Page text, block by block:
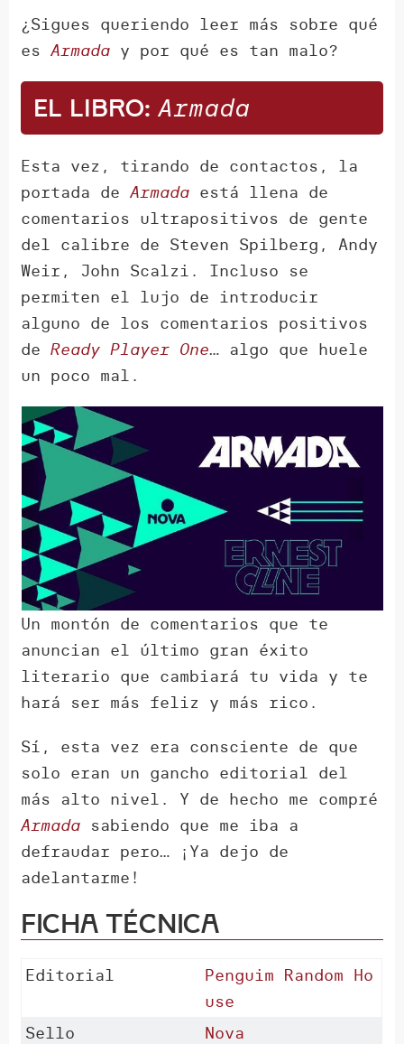
¿Sigues queriendo leer más sobre qué
esArmada y por qué es tan malo?
El libro: Armada
Esta vez, tirando de contactos, la
portada deArmada está llena de
comentarios ultrapositivos de gente
del calibre de Steven Spilberg, Andy
Weir, John Scalzi. Incluso se
permiten el lujo de introducir
alguno de los comentarios positivos
deReady Player One… algo que huele
un poco mal.
Un montón de comentarios que te
anuncian el último gran éxito
literario que cambiará tu vida y te
hará ser más feliz y más rico.
Sí, esta vez era consciente de que
solo eran un gancho editorial del
más alto nivel. Y de hecho me compré
Armada sabiendo que me iba a
defraudar pero… ¡Ya dejo de
adelantarme!
Ficha técnica
Editorial
Penguim Random Ho
use
Sello
Nova